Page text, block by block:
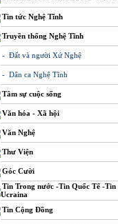
Tin tức Nghệ Tĩnh
Truyền thống Nghệ Tĩnh
- Đất và người Xứ Nghệ
- Dân ca Nghệ Tĩnh
Tâm sự cuộc sống
Văn hóa - Xã hội
Văn Nghệ
Thư Viện
Góc Cười
Tin Trong nước -Tin Quốc Tế -Tin
Ucraina
Tin Cộng Đồng